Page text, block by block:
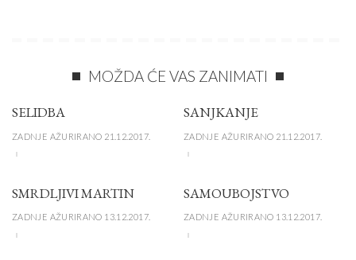
MOŽDA ĆE VAS ZANIMATI
SELIDBA
ZADNJE AŽURIRANO 21.12.2017.
SANJKANJE
ZADNJE AŽURIRANO 21.12.2017.
SMRDLJIVI MARTIN
ZADNJE AŽURIRANO 13.12.2017.
SAMOUBOJSTVO
ZADNJE AŽURIRANO 13.12.2017.